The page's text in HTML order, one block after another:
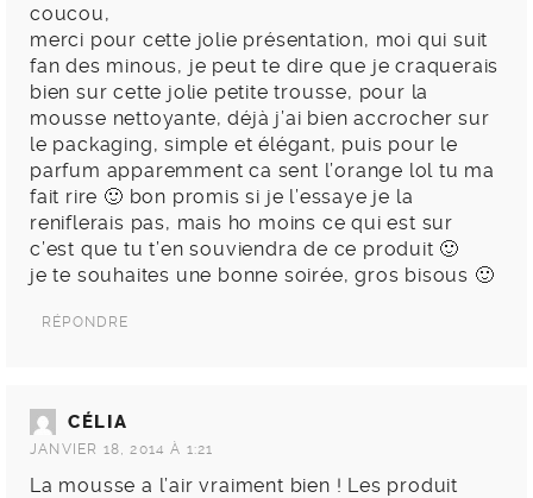
coucou,
merci pour cette jolie présentation, moi qui suit
fan des minous, je peut te dire que je craquerais
bien sur cette jolie petite trousse, pour la
mousse nettoyante, déjà j’ai bien accrocher sur
le packaging, simple et élégant, puis pour le
parfum apparemment ca sent l’orange lol tu ma
fait rire 🙂 bon promis si je l’essaye je la
reniflerais pas, mais ho moins ce qui est sur
c’est que tu t’en souviendra de ce produit 🙂
je te souhaites une bonne soirée, gros bisous 🙂
RÉPONDRE
CÉLIA
JANVIER 18, 2014 À 1:21
La mousse a l’air vraiment bien ! Les produit